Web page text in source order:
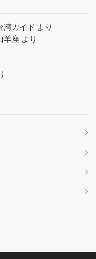
湾ガイド より
羊座 より